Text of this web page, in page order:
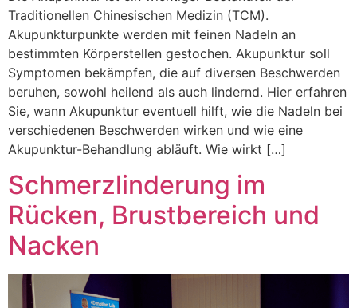
Traditionellen Chinesischen Medizin (TCM).
Akupunkturpunkte werden mit feinen Nadeln an
bestimmten Körperstellen gestochen. Akupunktur soll
Symptomen bekämpfen, die auf diversen Beschwerden
beruhen, sowohl heilend als auch lindernd. Hier erfahren
Sie, wann Akupunktur eventuell hilft, wie die Nadeln bei
verschiedenen Beschwerden wirken und wie eine
Akupunktur-Behandlung abläuft. Wie wirkt […]
Schmerzlinderung im
Rücken, Brustbereich und
Nacken